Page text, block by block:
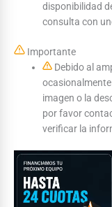
disponibilidad
consulta con
Importante
Debido al
imagen o la
por favor
verificar la